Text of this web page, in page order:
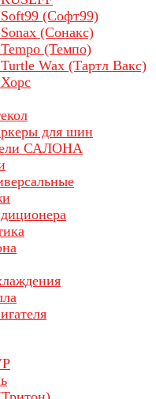
(Софт99)
(Сонакс)
(Темпо)
Wax (Тартл Вакс)
для шин
САЛОНА